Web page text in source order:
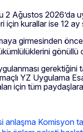
2 Ağustos
için kurallar ise 12
girmesinden
YZ Uygulama
için tüm paydaşlara
anlaşma Komisyon